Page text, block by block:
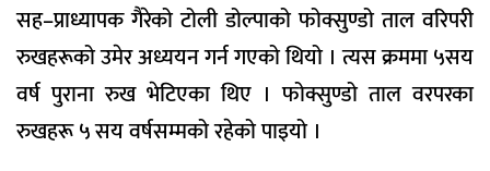
सह–प्राध्यापक गैरेको टोली डोल्पाको फोक्सुण्डो ताल वरिपरी
रुखहरूको उमेर अध्ययन गर्न गएको थियो । त्यस क्रममा ५सय
वर्ष पुराना रुख भेटिएका थिए । फोक्सुण्डो ताल वरपरका
रुखहरू ५ सय वर्षसम्मको रहेको पाइयो ।